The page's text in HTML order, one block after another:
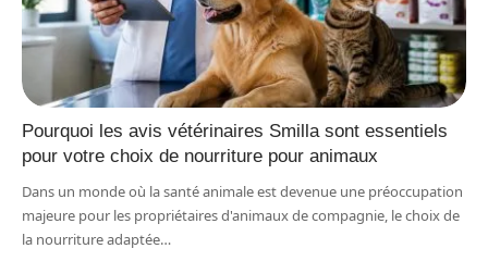
Pourquoi les avis vétérinaires Smilla sont essentiels
pour votre choix de nourriture pour animaux
Dans un monde où la santé animale est devenue une préoccupation
majeure pour les propriétaires d'animaux de compagnie, le choix de
la nourriture adaptée…